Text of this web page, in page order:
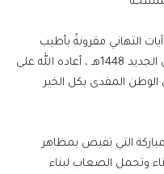
التهاني مقرونةً بأطيب
الأمنيات بمناسبة استقبال العام الهجري الجديد 1448هـ ، أعاده الله على
المفدى بكل الخير
التي تفيض بمظاهر
وتحمل الصعاب لبناء